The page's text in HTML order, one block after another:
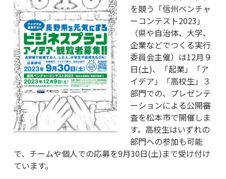
を競う「信州ベンチャ
ーコンテスト2023」
（県や自治体、大学、
企業などでつくる実行
委員会主催）は12月９
日(土)、「起業」「ア
イデア」「高校生」３
部門での、プレゼンテ
ーションによる公開審
査を松本市で開催しま
す。高校生はいずれの
部門への参加も可能
で、チームや個人での応募を9月30日(土)まで受け付け
ています。